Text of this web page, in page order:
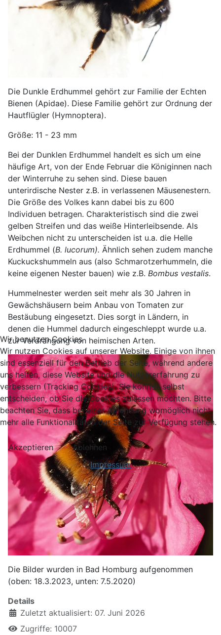
Die Dunkle Erdhummel gehört zur Familie der Echten
Bienen (Apidae). Diese Familie gehört zur Ordnung der
Hautflügler (Hymnoptera).
Größe: 11 - 23 mm
Bei der Dunklen Erdhummel handelt es sich um eine
häufige Art, von der Ende Februar die Königinnen nach
der Winterruhe zu sehen sind. Diese bauen
unterirdische Nester z.B. in verlassenen Mäusenestern.
Die Größe des Volkes kann dabei bis zu 600
Individuen betragen. Charakteristisch sind die zwei
gelben Streifen und das weiße Hinterleibsende. Als
Weibchen nicht zu unterscheiden ist u.a. die Helle
Erdhummel (B. lucorum). Ähnlich sehen zudem manche
Kuckuckshummeln aus (also Schmarotzerhummeln, die
keine eigenen Nester bauen) wie z.B. Bombus vestalis.
Hummelnester werden seit mehr als 30 Jahren in
Gewächshäusern beim Anbau von Tomaten zur
Bestäubung eingesetzt. Dies sorgt in Ländern, in
denen die Hummel dadurch eingeschleppt wurde u.a.
zur Verdrängung von heimischen Arten.
Die Bilder wurden in Bad Homburg aufgenommen
(oben: 18.3.2023, unten: 7.5.2020)
Details
Zuletzt aktualisiert: 07. Juni 2026
Zugriffe: 10007
Wir benutzen Cookies
Wir nutzen Cookies auf unserer Website. Einige von ihnen
sind essenziell für den Betrieb der Seite, während andere
uns helfen, diese Website und die Nutzererfahrung zu
verbessern (Tracking Cookies). Sie können selbst
entscheiden, ob Sie die Cookies zulassen möchten. Bitte
beachten Sie, dass bei einer Ablehnung womöglich nicht
mehr alle Funktionalitäten der Seite zur Verfügung stehen.
Akzeptieren
Ablehnen
Impressum